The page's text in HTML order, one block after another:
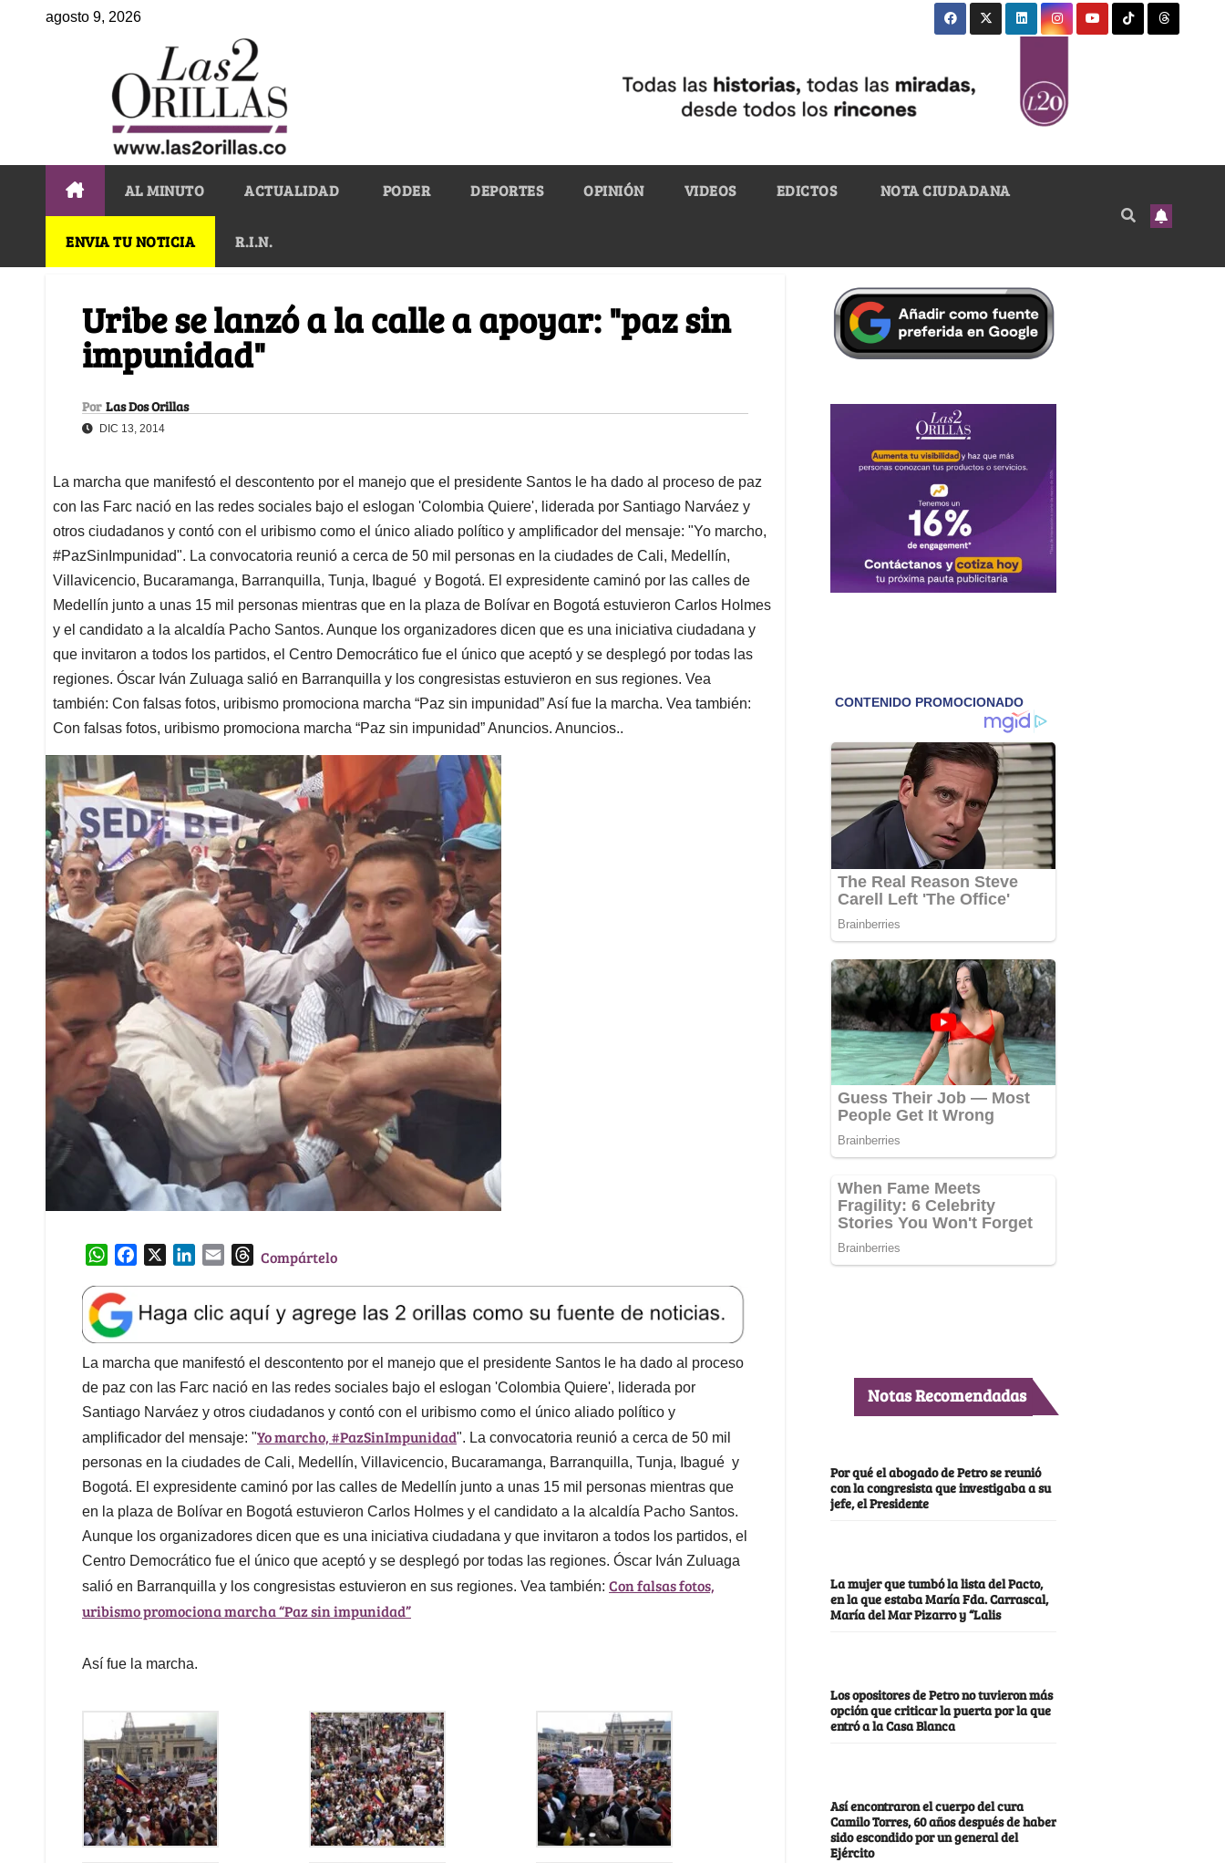
agosto 9, 2026
AL MINUTO ACTUALIDAD PODER DEPORTES OPINIÓN VIDEOS EDICTOS NOTA CIUDADANA
ENVIA TU NOTICIA R.I.N.
Uribe se lanzó a la calle a apoyar: "paz sin
impunidad"
Por Las Dos Orillas
DIC 13, 2014
La marcha que manifestó el descontento por el manejo que el presidente Santos le ha dado al proceso de paz
con las Farc nació en las redes sociales bajo el eslogan 'Colombia Quiere', liderada por Santiago Narváez y
otros ciudadanos y contó con el uribismo como el único aliado político y amplificador del mensaje: "Yo marcho,
#PazSinImpunidad". La convocatoria reunió a cerca de 50 mil personas en la ciudades de Cali, Medellín,
Villavicencio, Bucaramanga, Barranquilla, Tunja, Ibagué y Bogotá. El expresidente caminó por las calles de
Medellín junto a unas 15 mil personas mientras que en la plaza de Bolívar en Bogotá estuvieron Carlos Holmes
y el candidato a la alcaldía Pacho Santos. Aunque los organizadores dicen que es una iniciativa ciudadana y
que invitaron a todos los partidos, el Centro Democrático fue el único que aceptó y se desplegó por todas las
regiones. Óscar Iván Zuluaga salió en Barranquilla y los congresistas estuvieron en sus regiones. Vea
también: Con falsas fotos, uribismo promociona marcha “Paz sin impunidad” Así fue la marcha. Vea también:
Con falsas fotos, uribismo promociona marcha “Paz sin impunidad” Anuncios. Anuncios..
W
a
t
s
A
p
p
e
b
o
o
k
k
e
d
I
n
l
T
e
a
d
s
Compártelo
La marcha que manifestó el descontento por el manejo que el presidente Santos le ha dado al proceso
de paz con las Farc nació en las redes sociales bajo el eslogan 'Colombia Quiere', liderada por
Santiago Narváez y otros ciudadanos y contó con el uribismo como el único aliado político y
amplificador del mensaje: "Yo marcho, #PazSinImpunidad". La convocatoria reunió a cerca de 50 mil
personas en la ciudades de Cali, Medellín, Villavicencio, Bucaramanga, Barranquilla, Tunja, Ibagué y
Bogotá. El expresidente caminó por las calles de Medellín junto a unas 15 mil personas mientras que
en la plaza de Bolívar en Bogotá estuvieron Carlos Holmes y el candidato a la alcaldía Pacho Santos.
Aunque los organizadores dicen que es una iniciativa ciudadana y que invitaron a todos los partidos, el
Centro Democrático fue el único que aceptó y se desplegó por todas las regiones. Óscar Iván Zuluaga
salió en Barranquilla y los congresistas estuvieron en sus regiones. Vea también: Con falsas fotos,
uribismo promociona marcha “Paz sin impunidad”
Así fue la marcha.
Notas Recomendadas
Por qué el abogado de Petro se reunió
con la congresista que investigaba a su
jefe, el Presidente
La mujer que tumbó la lista del Pacto,
en la que estaba María Fda. Carrascal,
María del Mar Pizarro y “Lalis
Los opositores de Petro no tuvieron más
opción que criticar la puerta por la que
entró a la Casa Blanca
Así encontraron el cuerpo del cura
Camilo Torres, 60 años después de haber
sido escondido por un general del
Ejército